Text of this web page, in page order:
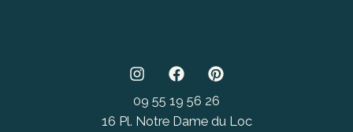
09 55 19 56 26
16 Pl. Notre Dame du Loc